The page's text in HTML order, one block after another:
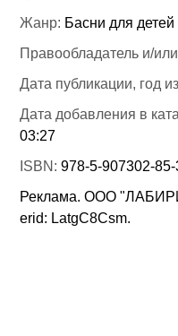
Жанр: Басни для детей
Правообладатель и/
Дата публикации, год
Дата добавления в
03:27
ISBN:978-5-907302-85-
Реклама. ООО
erid: LatgC8Csm.